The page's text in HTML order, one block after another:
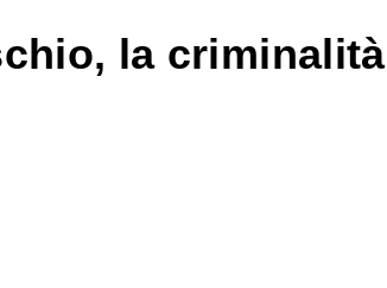
la criminalità